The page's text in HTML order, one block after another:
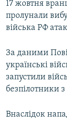
17 жовтня
пролунали
війська РФ
За даними
українські
запустили
безпілотники
Внаслідок